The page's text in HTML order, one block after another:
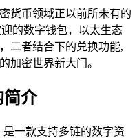
货币领域正以前所未有的
的数字钱包，以太生态
二者结合下的兑换功能,
加密世界新大门。
简介
是一款支持多链的数字资